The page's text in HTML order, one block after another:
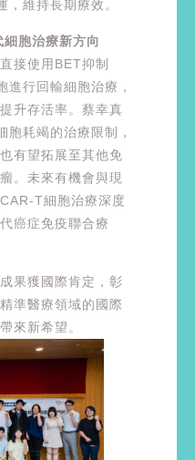
維持長期療效。
胞治療新方向
接使用BET抑制
進行回輸細胞治療，
升存活率。蔡幸真
胞耗竭的治療限制，
有望拓展至其他免
。未來有機會與現
T細胞治療深度
癌症免疫聯合療
果獲國際肯定，彰
準醫療領域的國際
來新希望。